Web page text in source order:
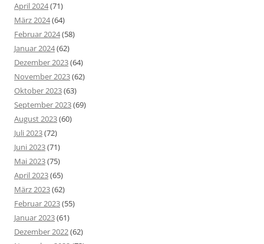
April 2024(71)
März 2024(64)
Februar 2024(58)
Januar 2024(62)
Dezember 2023(64)
November 2023(62)
Oktober 2023(63)
September 2023(69)
August 2023(60)
Juli 2023(72)
Juni 2023(71)
Mai 2023(75)
April 2023(65)
März 2023(62)
Februar 2023(55)
Januar 2023(61)
Dezember 2022(62)